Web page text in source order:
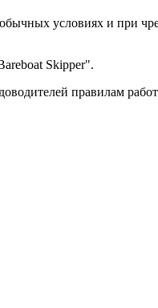
условиях и при
Skipper".
правилам